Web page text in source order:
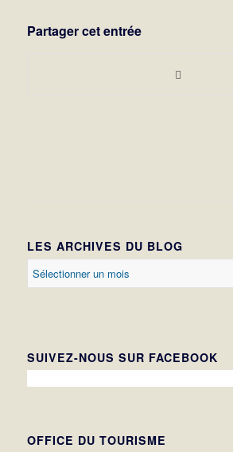
Partager cet entrée
LES ARCHIVES DU BLOG
SUIVEZ-NOUS SUR FACEBOOK
OFFICE DU TOURISME